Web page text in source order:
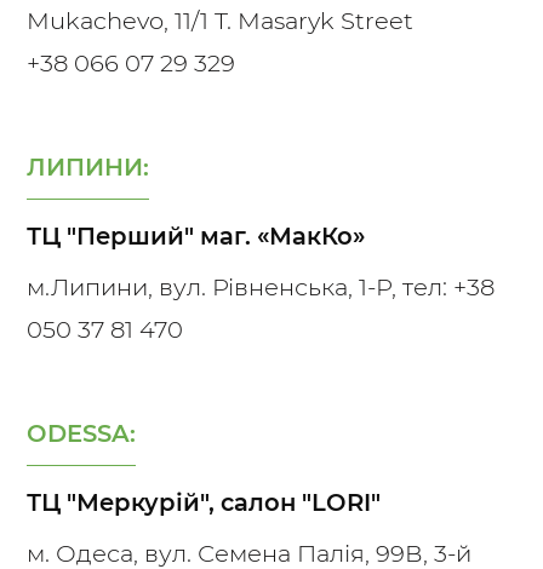
Mukachevo, 11/1 T. Masaryk Street
+38 066 07 29 329
ЛИПИНИ:
ТЦ "Перший" маг. «МакКо»
м.Липини, вул. Рівненська, 1-Р, тел: +38
050 37 81 470
ODESSA:
ТЦ "Меркурій", салон "LORI"
м. Одеса, вул. Семена Палія, 99В, 3-й